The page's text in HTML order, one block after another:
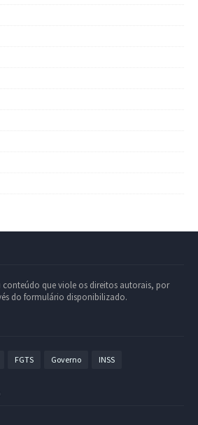
que viole os direitos autorais, por
do formulário disponibilizado.
FGTS Governo INSS